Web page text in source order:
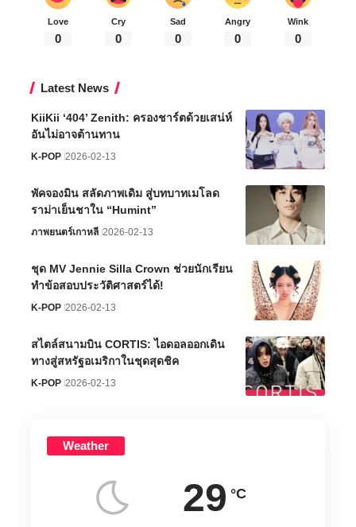
Love
0
Cry
0
Sad
0
Angry
0
Wink
0
Latest News
KiiKii ‘404’ Zenith: ครองชาร์ตด้วยเสน่ห์
อันไม่อาจต้านทาน
K-POP 2026-02-13
พัคจองมิน สลัดภาพเดิม สู่บทบาทเมโลด
ราม่าเย็นชาใน “Humint”
ภาพยนตร์เกาหลี 2026-02-13
ชุด MV Jennie Silla Crown ช่วยนักเรียน
ทำข้อสอบประวัติศาสตร์ได้!
K-POP 2026-02-13
สไตล์สนามบิน CORTIS: ไอดอลออกเดิน
ทางสู่สหรัฐอเมริกาในชุดสุดชิค
K-POP 2026-02-13
Weather
29 °C